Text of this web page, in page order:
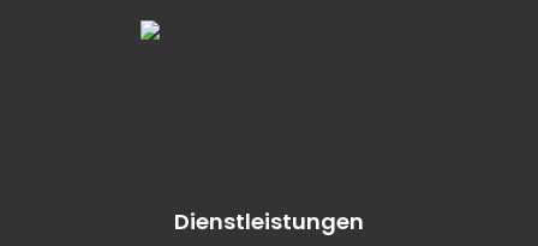
Dienstleistungen